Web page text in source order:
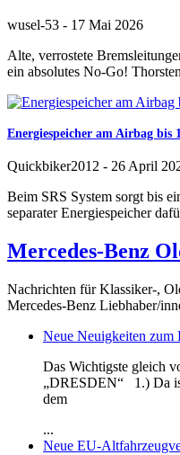
wusel-53 - 17 Mai 2026
Alte, verrostete
ein absolutes No-Go!
Energiespeicher am Airbag bis
Quickbiker2012 - 26 April
Beim SRS System sorgt bis
separater Energiespeicher
Mercedes-Benz
Nachrichten für Klassiker-,
Mercedes-Benz Liebhaber/
Neue Neuigkeiten zum
Das Wichtigste gleich
„DRESDEN“ 1.) Da
dem
...
Neue EU-